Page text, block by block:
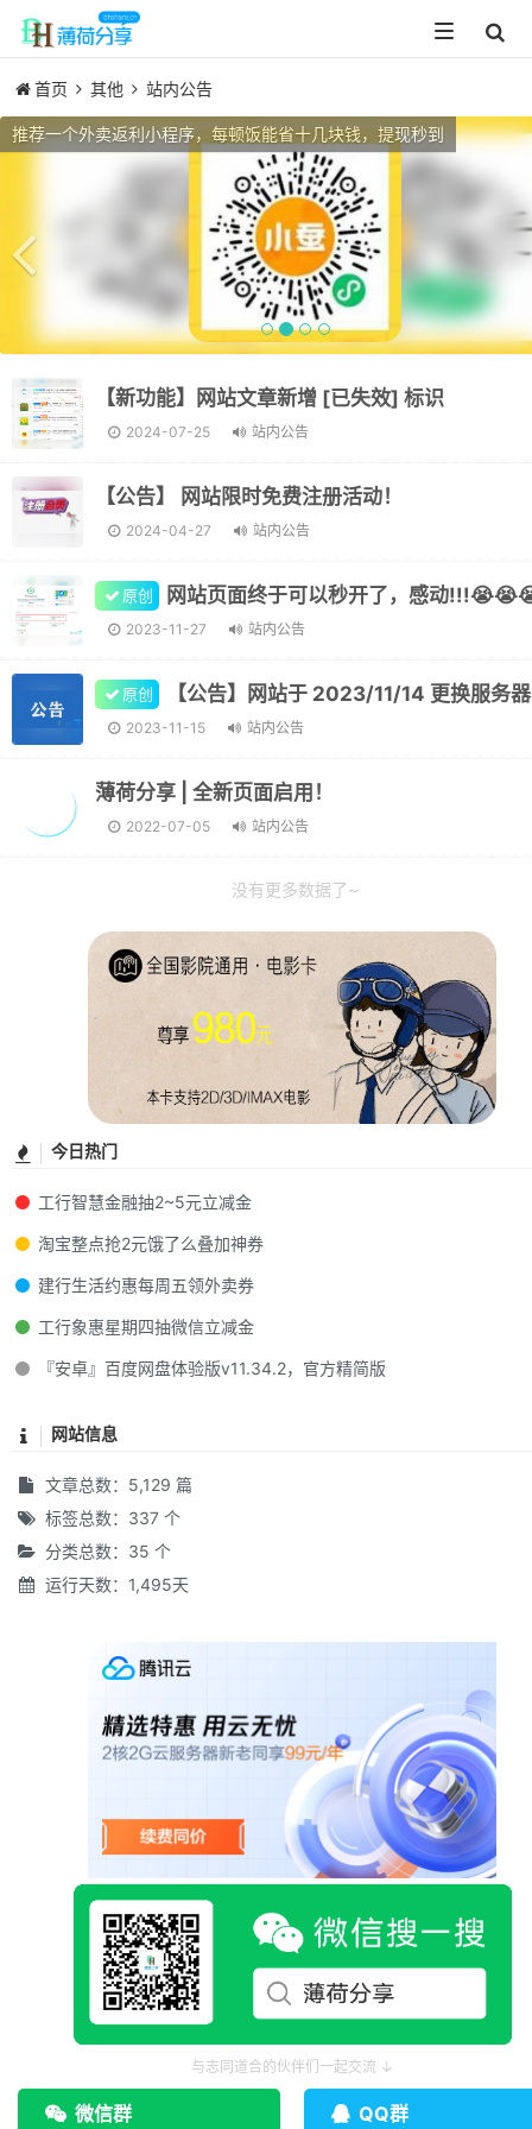
Toggle
navigation
首页 其他 站内公告
推荐一个外卖返利小程序，每顿饭能省十几块钱，提现秒到
Previous
【新功能】网站文章新增 [已失效] 标识
2024-07-25 站内公告
【公告】 网站限时免费注册活动！
2024-04-27 站内公告
原创 网站页面终于可以秒开了，感动
2023-11-27 站内公告
原创
2023-11-15 站内公告
薄荷分享 | 全新页面启用！
2022-07-05 站内公告
没有更多数据了~
今日热门
工行智慧金融抽2~5元立减金
淘宝整点抢2元饿了么叠加神券
建行生活约惠每周五领外卖券
工行象惠星期四抽微信立减金
『安卓』百度网盘体验版v11.34.2，官方精简版
网站信息
文章总数：5,129 篇
标签总数：337 个
分类总数：35 个
运行天数：1,495天
与志同道合的伙伴们一起交流 ↓
微信群 QQ群